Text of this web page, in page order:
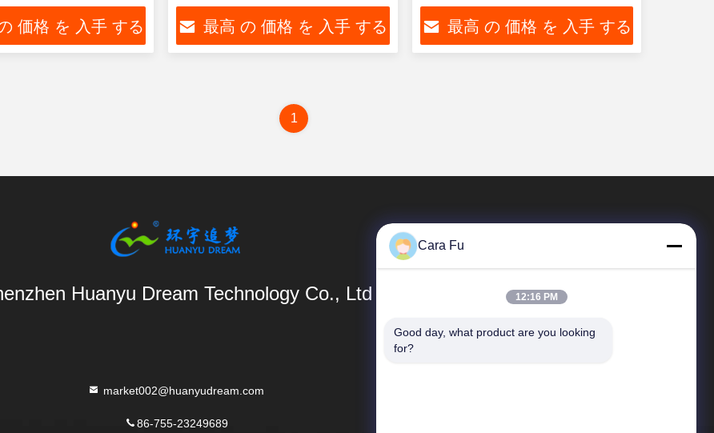
価格 を 入手 する
メン効率 4000K 5000K 6000K
最高 の 価格 を 入手 する
ベルト
最高 の 価格 を 入手 する
1
Huanyu Dream Technology Co., Ltd
market002@huanyudream.com
86-755-23249689
簡単なリンク
Cara Fu
12:16 PM
Good day, what product are you looking
for?